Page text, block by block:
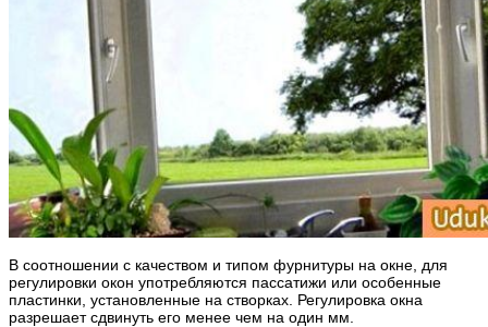
В соотношении с качеством и типом фурнитуры на окне, для
регулировки окон употребляются пассатижи или особенные
пластинки, установленные на створках. Регулировка окна
разрешает сдвинуть его менее чем на один мм.